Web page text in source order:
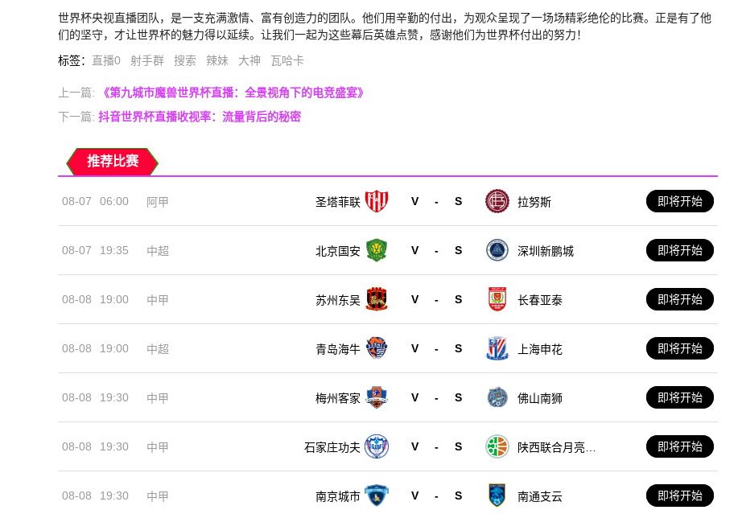
世界杯央视直播团队，是一支充满激情、富有创造力的团队。他们用辛勤的付出，为观众呈现了一场场精彩绝伦的比赛。正是有了他
们的坚守，才让世界杯的魅力得以延续。让我们一起为这些幕后英雄点赞，感谢他们为世界杯付出的努力！
标签： 直播0 射手群 搜索 辣妹 大神 瓦哈卡
上一篇: 《第九城市魔兽世界杯直播：全景视角下的电竞盛宴》
下一篇: 抖音世界杯直播收视率：流量背后的秘密
推荐比赛
08-07 06:00 阿甲 圣塔菲联 V - S 拉努斯 即将开始
08-07 19:35 中超 北京国安 V - S 深圳新鹏城 即将开始
08-08 19:00 中甲 苏州东吴 V - S 长春亚泰 即将开始
08-08 19:00 中超 青岛海牛 V - S 上海申花 即将开始
08-08 19:30 中甲 梅州客家 V - S 佛山南狮 即将开始
08-08 19:30 中甲 石家庄功夫 V - S
陕西联合月亮泊
即将开始
08-08 19:30 中甲 南京城市 V - S 南通支云 即将开始